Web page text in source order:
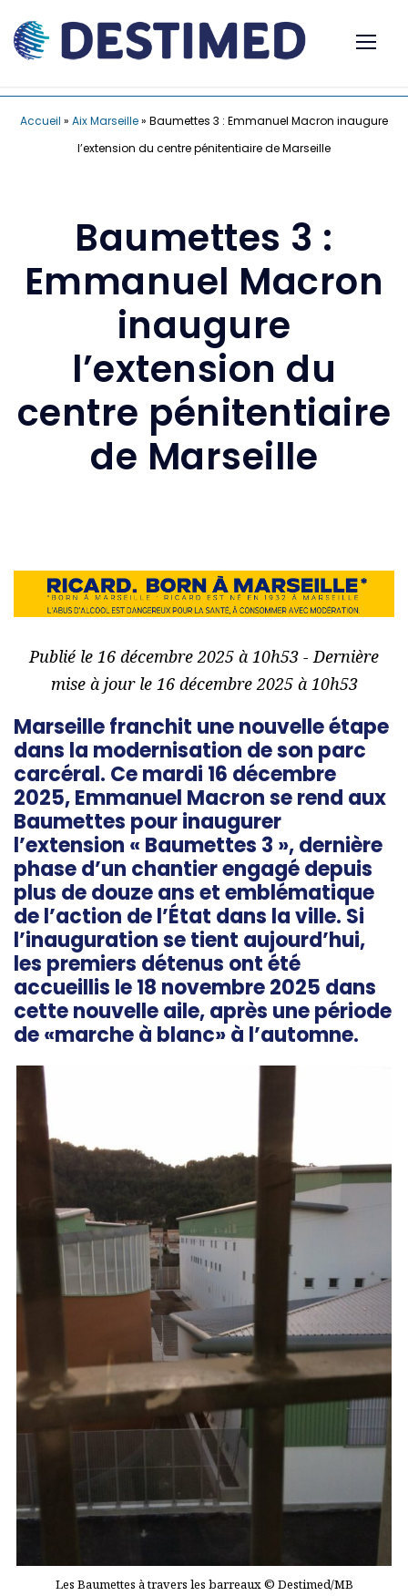
Accueil » Aix Marseille» Baumettes 3 : Emmanuel Macron inaugure
l’extension du centre pénitentiaire de Marseille
Baumettes 3 :
Emmanuel Macron
inaugure
l’extension du
centre pénitentiaire
de Marseille
Publié le 16 décembre 2025 à 10h53 - Dernière
mise à jour le 16 décembre 2025 à 10h53
Marseille franchit une nouvelle étape
dans la modernisation de son parc
carcéral. Ce mardi 16 décembre
2025, Emmanuel Macron se rend aux
Baumettes pour inaugurer
l’extension « Baumettes 3 », dernière
phase d’un chantier engagé depuis
plus de douze ans et emblématique
de l’action de l’État dans la ville. Si
l’inauguration se tient aujourd’hui,
les premiers détenus ont été
accueillis le 18 novembre 2025 dans
cette nouvelle aile, après une période
de «marche à blanc» à l’automne.
Les Baumettes à travers les barreaux © Destimed/MB